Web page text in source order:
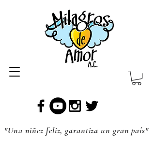
"Una niñez feliz, garantiza un gran país"